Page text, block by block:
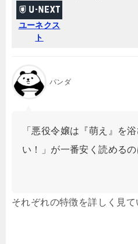
ユーネクス
ト
パンダ
「悪役令嬢は『萌え』を
い！」が一番安く読める
それぞれの特徴を詳しく見て